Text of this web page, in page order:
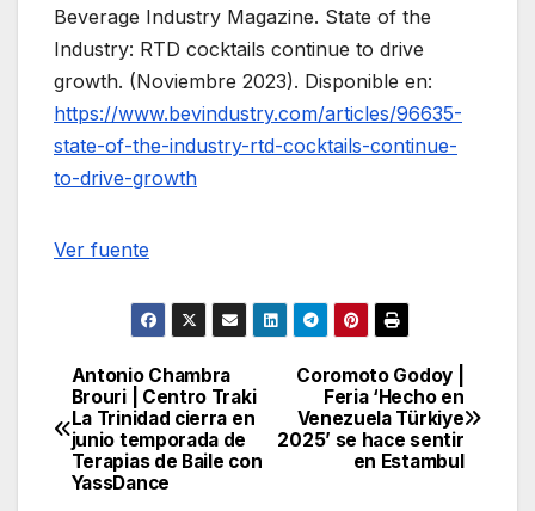
Beverage Industry Magazine. State of the
Industry: RTD cocktails continue to drive
growth. (Noviembre 2023). Disponible en:
https://www.bevindustry.com/articles/96635-
state-of-the-industry-rtd-cocktails-continue-
to-drive-growth
Navegación
entradas
Ver fuente
Navegación
de
entradas
Coromoto Godoy |
Feria ‘Hecho en
Venezuela Türkiye
2025’ se hace sentir
en Estambul
Antonio Chambra
Brouri | Centro Traki
La Trinidad cierra en
junio temporada de
Terapias de Baile con
YassDance